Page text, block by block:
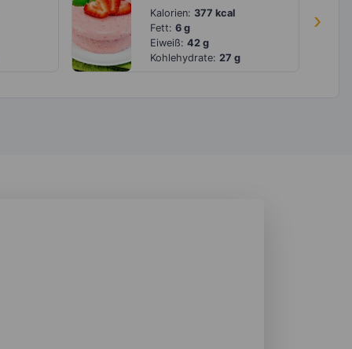
›
Kalorien: 377 kcal
Fett: 6 g
Eiweiß: 42 g
Kohlehydrate: 27 g